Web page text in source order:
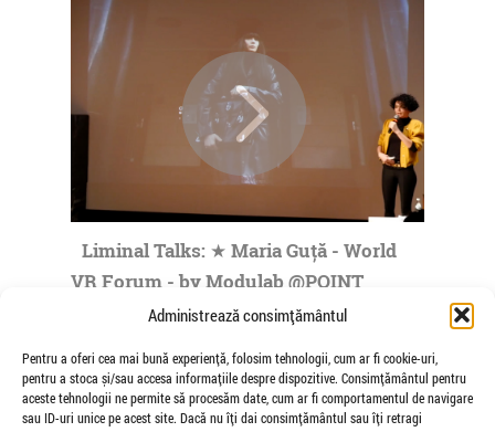
Administrează consimțământul
Pentru a oferi cea mai bună experiență, folosim tehnologii, cum ar fi cookie-uri,
pentru a stoca și/sau accesa informațiile despre dispozitive. Consimțământul pentru
aceste tehnologii ne permite să procesăm date, cum ar fi comportamentul de navigare
sau ID-uri unice pe acest site. Dacă nu îți dai consimțământul sau îți retragi
Liminal Talks: ★ Maria Guță - World
VR Forum - by Modulab @POINT
de Veioza Arte
where she made her practice in fields such as
visual communication, art direction...